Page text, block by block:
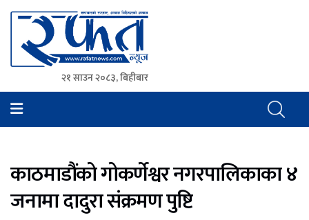
Rafat News
समाचारको रफ्तार, आवाज बिहिनहरुको आवाज
२१ साउन २०८३, बिहीबार
काठमाडौंको गोकर्णेश्वर नगरपालिकाका ४
जनामा दादुरा संक्रमण पुष्टि